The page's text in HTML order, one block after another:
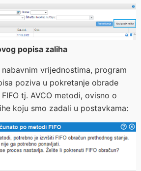
popisa zaliha
vrijednostima, program
poziva u pokretanje obrade
tj. AVCO metodi, ovisno o
koju smo zadali u postavkama: